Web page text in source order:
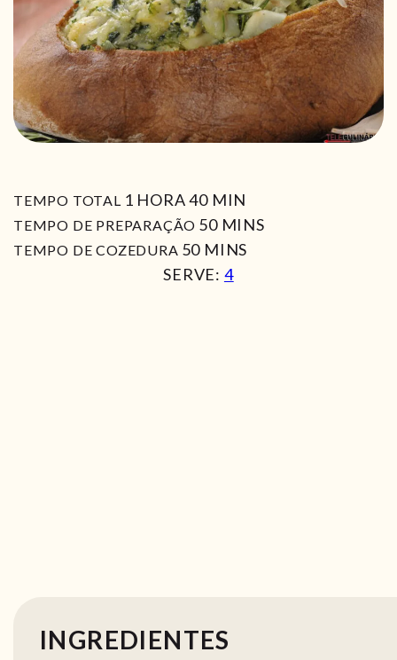
TEMPO TOTAL 1 HORA
HORA 40MIN
MIN
TEMPO DE PREPARAÇÃO 50MIN
MINS
TEMPO DE COZEDURA 50MIN
MINS
SERVE: 4
INGREDIENTES